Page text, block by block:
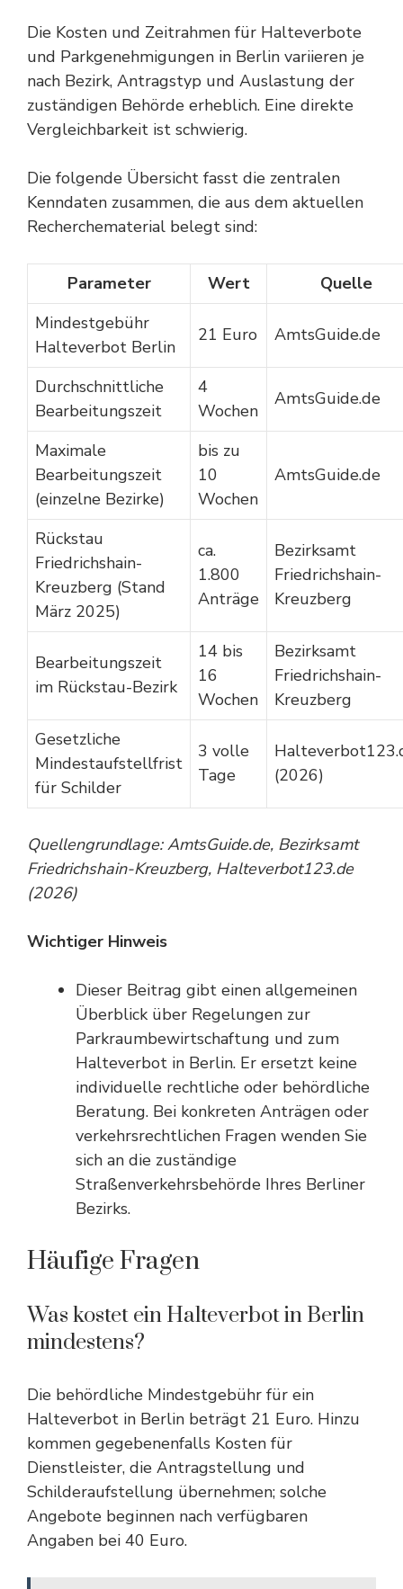
Die Kosten und Zeitrahmen für Halteverbote
und Parkgenehmigungen in Berlin variieren je
nach Bezirk, Antragstyp und Auslastung der
zuständigen Behörde erheblich. Eine direkte
Vergleichbarkeit ist schwierig.
Die folgende Übersicht fasst die zentralen
Kenndaten zusammen, die aus dem aktuellen
Recherchematerial belegt sind:
Parameter Wert
Quelle
Mindestgebühr
Halteverbot Berlin
21 Euro AmtsGuide.de
Durchschnittliche
Bearbeitungszeit
4
Wochen
AmtsGuide.de
Maximale
Bearbeitungszeit
(einzelne Bezirke)
bis zu
10
Wochen
AmtsGuide.de
Rückstau
Friedrichshain-
Kreuzberg (Stand
März 2025)
ca.
1.800
Anträge
Bezirksamt
Friedrichshain-
Kreuzberg
Bearbeitungszeit
im Rückstau-Bezirk
14 bis
16
Wochen
Bezirksamt
Friedrichshain-
Kreuzberg
Gesetzliche
Mindestaufstellfrist
für Schilder
3 volle
Tage
(2026)
Quellengrundlage: AmtsGuide.de, Bezirksamt
Friedrichshain-Kreuzberg, Halteverbot123.de
(2026)
Wichtiger Hinweis
Dieser Beitrag gibt einen allgemeinen
Überblick über Regelungen zur
Parkraumbewirtschaftung und zum
Halteverbot in Berlin. Er ersetzt keine
individuelle rechtliche oder behördliche
Beratung. Bei konkreten Anträgen oder
verkehrsrechtlichen Fragen wenden Sie
sich an die zuständige
Straßenverkehrsbehörde Ihres Berliner
Bezirks.
Häufige Fragen
Was kostet ein Halteverbot in Berlin
mindestens?
Die behördliche Mindestgebühr für ein
Halteverbot in Berlin beträgt 21 Euro. Hinzu
kommen gegebenenfalls Kosten für
Dienstleister, die Antragstellung und
Schilderaufstellung übernehmen; solche
Angebote beginnen nach verfügbaren
Angaben bei 40 Euro.